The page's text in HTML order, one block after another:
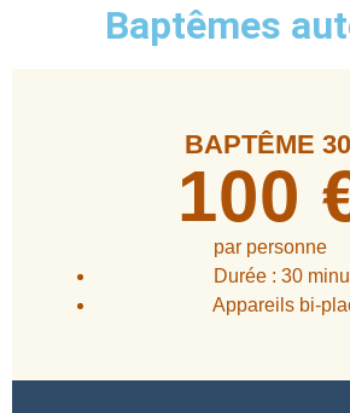
Baptêmes
BAPTÊME
100
par personne
Durée : 30
Appareils bi-